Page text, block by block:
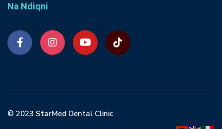
Na Ndiqni
© 2023 StarMed Dental Clinic